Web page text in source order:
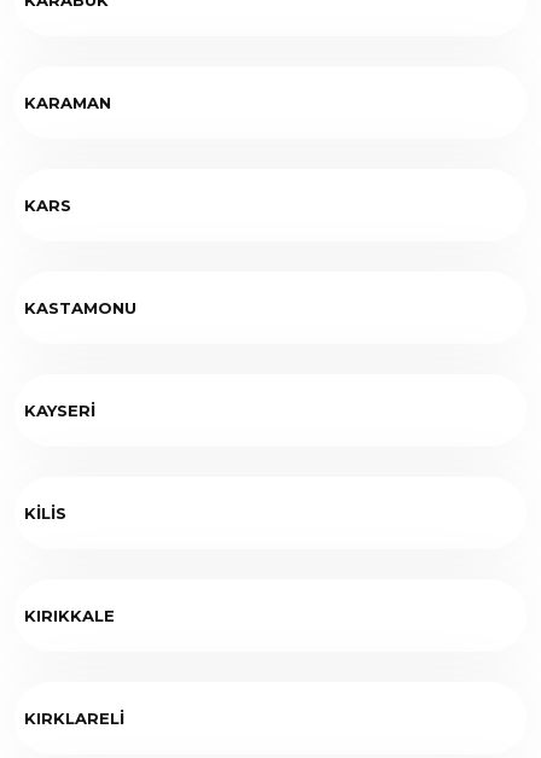
KARAMAN
KARS
KASTAMONU
KAYSERİ
KİLİS
KIRIKKALE
KIRKLARELİ